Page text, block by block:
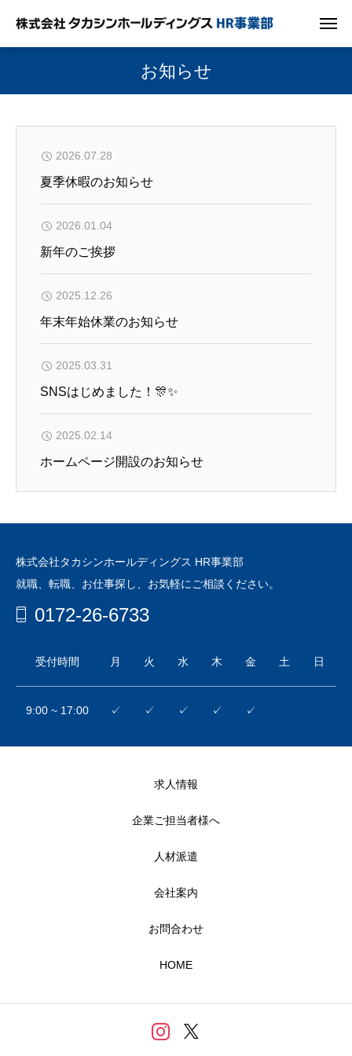
お知らせ
2026.07.28
夏季休暇のお知らせ
2026.01.04
新年のご挨拶
2025.12.26
年末年始休業のお知らせ
2025.03.31
SNSはじめました！🎊✨
2025.02.14
ホームページ開設のお知らせ
株式会社タカシンホールディングス HR事業部
就職、転職、お仕事探し、お気軽にご相談ください。
0172-26-6733
受付時間 月 火 水 木 金 土 日
9:00 ~ 17:00 ✓ ✓ ✓ ✓ ✓
求人情報
企業ご担当者様へ
人材派遣
会社案内
お問合わせ
HOME